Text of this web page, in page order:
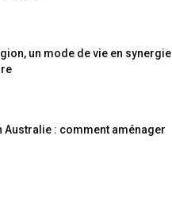
un mode de vie en synergie
Australie : comment aménager